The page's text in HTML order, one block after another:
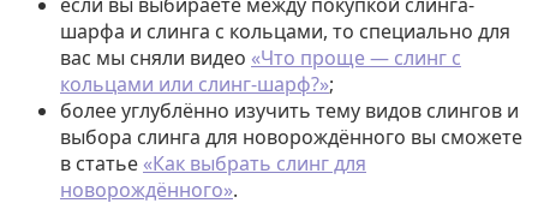
шарфа и слинга с кольцами, то специально для
вас мы сняли видео «Что проще — слинг с
кольцами или слинг-шарф?»;
более углублённо изучить тему видов слингов и
выбора слинга для новорождённого вы сможете
в статье «Как выбрать слинг для
новорождённого».